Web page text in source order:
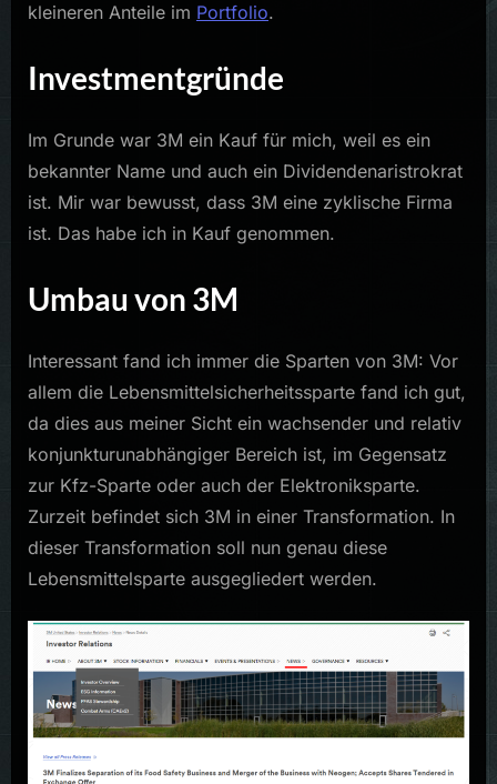
kleineren Anteile im Portfolio.
Investmentgründe
Im Grunde war 3M ein Kauf für mich, weil es ein
bekannter Name und auch ein Dividendenaristrokrat
ist. Mir war bewusst, dass 3M eine zyklische Firma
ist. Das habe ich in Kauf genommen.
Umbau von 3M
Interessant fand ich immer die Sparten von 3M: Vor
allem die Lebensmittelsicherheitssparte fand ich gut,
da dies aus meiner Sicht ein wachsender und relativ
konjunkturunabhängiger Bereich ist, im Gegensatz
zur Kfz-Sparte oder auch der Elektroniksparte.
Zurzeit befindet sich 3M in einer Transformation. In
dieser Transformation soll nun genau diese
Lebensmittelsparte ausgegliedert werden.